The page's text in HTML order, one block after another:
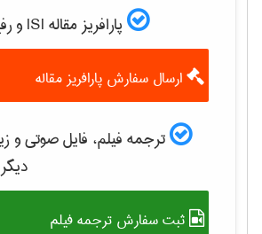
پارافریز مقاله ISI و رفع plagiarism
ارسال سفارش پارافریز مقاله
ترجمه فیلم، فایل صوتی و
ثبت سفارش ترجمه فیلم